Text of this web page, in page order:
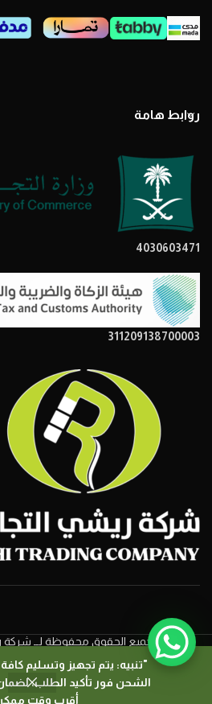
"تنبيه: يتم تجهيز وتسليم
الشحن فور تأكيد الطلب،
أقرب وقت
روابط هامة
4030603471
311209138700003
جميع الحقوق محفوظة لــ شركة